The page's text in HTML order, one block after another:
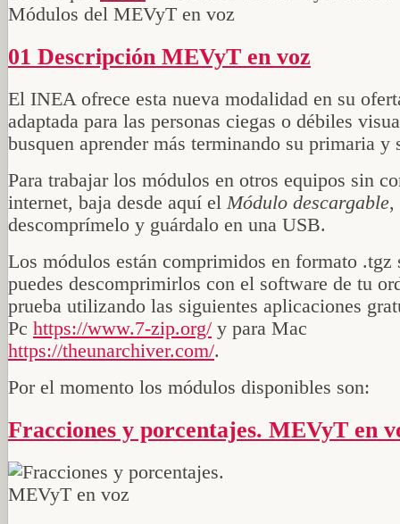
Módulos del MEVyT en voz
01 Descripción MEVyT en voz
El INEA ofrece esta nueva modalidad en su
adaptada para las personas ciegas o débiles
busquen aprender más terminando su primaria y
Para trabajar los módulos en otros equipos sin
internet, baja desde aquí el Módulo descargable,
descomprímelo y guárdalo en una USB.
Los módulos están comprimidos en formato .tgz
puedes descomprimirlos con el software de tu
prueba utilizando las siguientes aplicaciones
Pc https://www.7-zip.org/ y para Mac
https://theunarchiver.com/.
Por el momento los módulos disponibles son:
Fracciones y porcentajes. MEVyT en